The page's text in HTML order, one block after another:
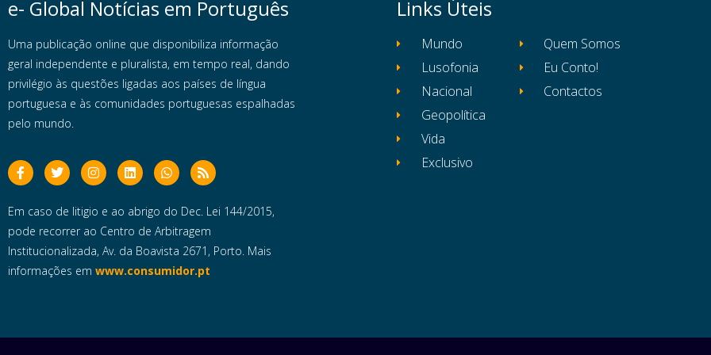
e- Global Notícias em Português
Uma publicação online que disponibiliza informação
geral independente e pluralista, em tempo real, dando
privilégio às questões ligadas aos países de língua
portuguesa e às comunidades portuguesas espalhadas
pelo mundo.
Em caso de litigio e ao abrigo do Dec. Lei 144/2015,
pode recorrer ao Centro de Arbitragem
Institucionalizada, Av. da Boavista 2671, Porto. Mais
informações em www.consumidor.pt
Links Úteis
Mundo
Lusofonia
Nacional
Geopolítica
Vida
Exclusivo
Quem Somos
Eu Conto!
Contactos